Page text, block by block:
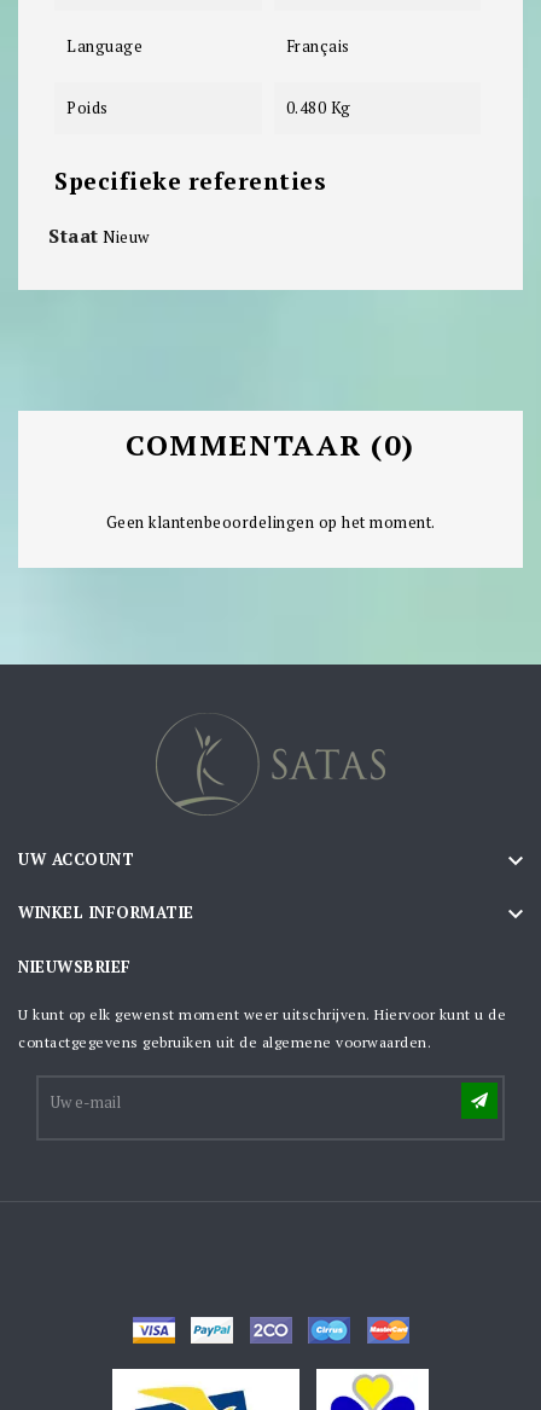
Language Français
Poids 0.480 Kg
Specifieke referenties
Staat Nieuw
COMMENTAAR (0)
Geen klantenbeoordelingen op het moment.
UW ACCOUNT 
WINKEL INFORMATIE 
NIEUWSBRIEF
U kunt op elk gewenst moment weer uitschrijven. Hiervoor kunt u de
contactgegevens gebruiken uit de algemene voorwaarden.